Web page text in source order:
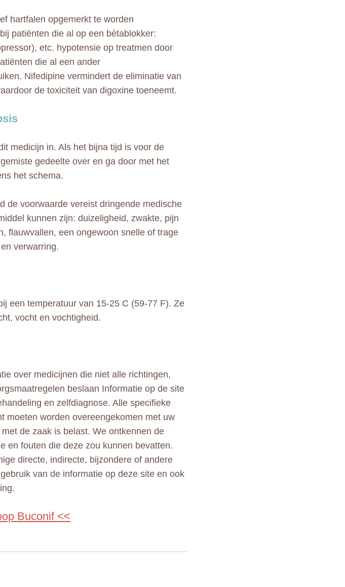
hartfalen opgemerkt te worden
patiënten die al op een bètablokker:
etc. hypotensie op treatmen door
die al een ander
Nifedipine vermindert de eliminatie van
de toxiciteit van digoxine toeneemt.
medicijn in. Als het bijna tijd is voor de
gedeelte over en ga door met het
het schema.
de voorwaarde vereist dringende medische
kunnen zijn: duizeligheid, zwakte, pijn
flauwvallen, een ongewoon snelle of trage
verwarring.
een temperatuur van 15-25 C (59-77 F). Ze
vocht en vochtigheid.
over medicijnen die niet alle richtingen,
beslaan Informatie op de site
en zelfdiagnose. Alle specifieke
moeten worden overeengekomen met uw
de zaak is belast. We ontkennen de
en fouten die deze zou kunnen bevatten.
directe, indirecte, bijzondere of andere
van de informatie op deze site en ook
Buconif <<